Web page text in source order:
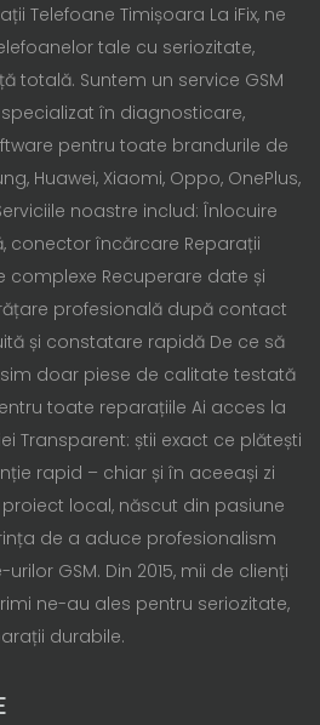
Telefoane Timișoara La iFix, ne
tale cu seriozitate,
totală. Suntem un service GSM
în diagnosticare,
pentru toate brandurile de
Huawei, Xiaomi, Oppo, OnePlus,
noastre includ: Înlocuire
conector încărcare Reparații
complexe Recuperare date și
profesională după contact
și constatare rapidă De ce să
doar piese de calitate testată
toate reparațiile Ai acces la
Transparent: știi exact ce plătești
rapid – chiar și în aceeași zi
proiect local, născut din pasiune
de a aduce profesionalism
GSM. Din 2015, mii de clienți
ne-au ales pentru seriozitate,
durabile.